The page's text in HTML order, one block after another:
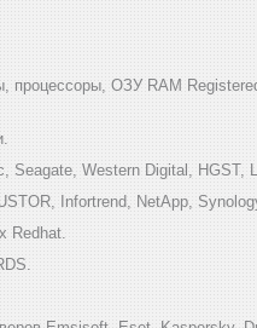
процессоры, ОЗУ RAM
Western Digital, HGST,
Infortrend, NetApp,
Redhat.